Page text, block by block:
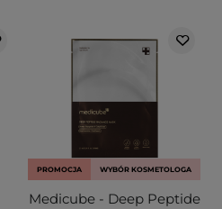
PROMOCJA WYBÓR KOSMETOLOGA
Medicube - Deep Peptide